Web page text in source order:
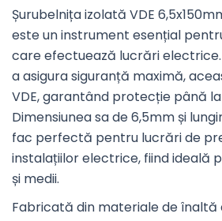
Șurubelnița izolată VDE
este un instrument esențial
care efectuează lucrări
a asigura siguranță maximă,
VDE, garantând protecție până la
Dimensiunea sa de 6,5mm și
fac perfectă pentru lucrări de
instalațiilor electrice, fiind ideală
și medii.
Fabricată din materiale de înaltă